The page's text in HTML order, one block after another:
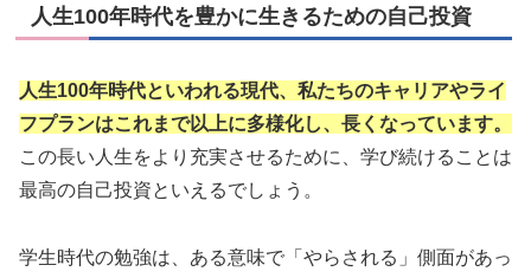
人生100年時代を豊かに生きるための自己投資
人生100年時代といわれる現代、私たちのキャリアやライ
フプランはこれまで以上に多様化し、長くなっています。
この長い人生をより充実させるために、学び続けることは
最高の自己投資といえるでしょう。
学生時代の勉強は、ある意味で「やらされる」側面があっ